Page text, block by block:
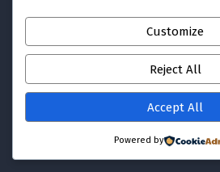
Domotique
Energies
Isolation
Menuiserie intérieure et
Customize
Reject All
Accept All
Powered by